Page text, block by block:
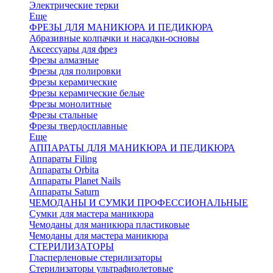
Электрические терки
Еще
ФРЕЗЫ ДЛЯ МАНИКЮРА И ПЕДИКЮРА
Абразивные колпачки и насадки-основы
Аксессуары для фрез
Фрезы алмазные
Фрезы для полировки
Фрезы керамические
Фрезы керамические белые
Фрезы монолитные
Фрезы стальные
Фрезы твердосплавные
Еще
АППАРАТЫ ДЛЯ МАНИКЮРА И ПЕДИКЮРА
Аппараты Filing
Аппараты Orbita
Аппараты Planet Nails
Аппараты Saturn
ЧЕМОДАНЫ И СУМКИ ПРОФЕССИОНАЛЬНЫЕ
Сумки для мастера маникюра
Чемоданы для маникюра пластиковые
Чемоданы для мастера маникюра
СТЕРИЛИЗАТОРЫ
Гласперленовые стерилизаторы
Стерилизаторы ультрафиолетовые